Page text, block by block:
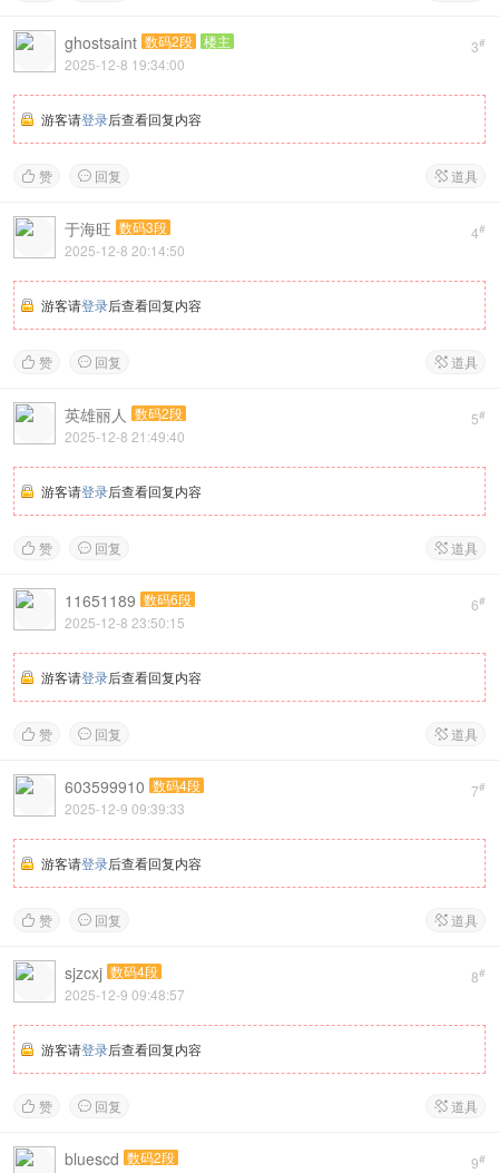
3#
ghostsaint 数码2段 楼主
2025-12-8 19:34:00
游客请登录后查看回复内容
 赞  回复  道具
4#
于海旺 数码3段
2025-12-8 20:14:50
游客请登录后查看回复内容
 赞  回复  道具
5#
英雄丽人 数码2段
2025-12-8 21:49:40
游客请登录后查看回复内容
 赞  回复  道具
6#
11651189 数码6段
2025-12-8 23:50:15
游客请登录后查看回复内容
 赞  回复  道具
7#
603599910 数码4段
2025-12-9 09:39:33
游客请登录后查看回复内容
 赞  回复  道具
8#
sjzcxj 数码4段
2025-12-9 09:48:57
游客请登录后查看回复内容
 赞  回复  道具
9#
bluescd 数码2段